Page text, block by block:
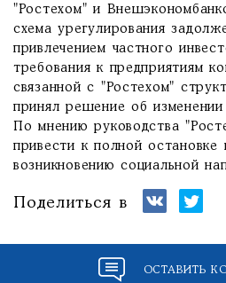
"Ростехом" и
схема урегулирования
привлечением частного
требования к предприятиям
связанной с "Ростехом"
принял решение об изменении
По мнению руководства
привести к полной остановке
возникновению социальной
Поделиться в
ОСТАВИТЬ